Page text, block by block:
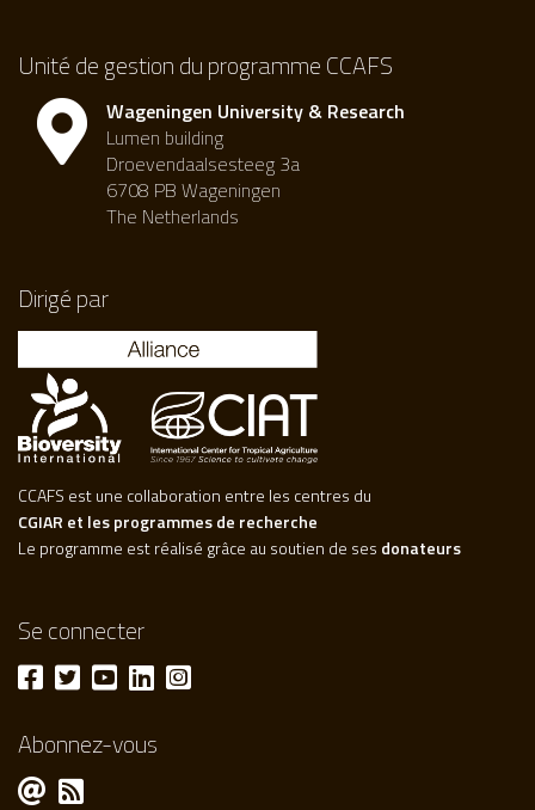
Unité de gestion du programme CCAFS
Wageningen University & Research
Lumen building
Droevendaalsesteeg 3a
6708 PB Wageningen
The Netherlands
Dirigé par
CCAFS est une collaboration entre les centres du
CGIAR et les programmes de recherche
Le programme est réalisé grâce au soutien de ses donateurs
Se connecter
Abonnez-vous